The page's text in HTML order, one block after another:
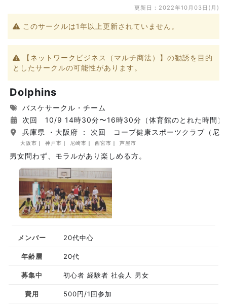
更新日： 2022年10月03日(月)
このサークルは1年以上更新されていません。
【ネットワークビジネス（マルチ商法）】の勧誘を目的
としたサークルの可能性があります。
Dolphins
バスケサークル・チーム
次回 10/9 14時30分〜16時30分（体育館のとれた時間）
兵庫県 ・大阪府 ： 次回 コープ健康スポーツクラブ（尼
大阪市 神戸市 尼崎市 西宮市 芦屋市
男女問わず、モラルがあり楽しめる方。
メンバー 20代中心
年齢層 20代
募集中 初心者 経験者 社会人 男女
費用 500円/1回参加